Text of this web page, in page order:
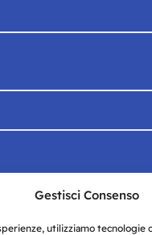
Gestisci Consenso
utilizziamo tecnologie